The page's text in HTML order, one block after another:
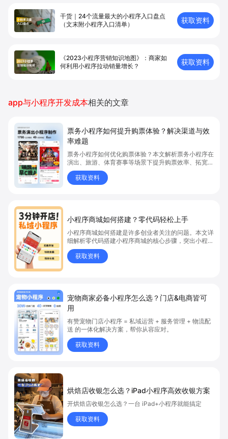
干货｜24个流量最大的小程序入口盘点
（文末附小程序入口清单）
获取资料
《2023小程序营销知识地图》：商家如
何利用小程序拉动销量增长？
获取资料
app与小程序开发成本相关的文章
票务小程序如何提升购票体验？解决渠道与效
率难题
票务小程序如何优化购票体验？本文解析票务小程序在
演出、旅游、体育赛事等场景下提升购票效率、拓宽销
售渠道、实现会员精准营销的具体方式。关键词包括
“票务小程序”、“购票体验”、“购票效率”。
获取资料
小程序商城如何搭建？零代码轻松上手
小程序商城如何搭建是许多创业者关注的问题。本文详
细解析零代码搭建小程序商城的核心步骤，突出小程序
商城、商城搭建与零代码开店优势，帮助你轻松实现商
品上架、全渠道销售及高效会员运营，快速开启线上卖
货新模式。点击获取详细操作指南！
获取资料
宠物商家必备小程序怎么选？门店&电商皆可
用
有赞宠物门店小程序 = 私域运营 + 服务管理 + 物流配
送 的一体化解决方案，帮你从容应对。
获取资料
烘焙店收银怎么选？iPad小程序高效收银方案
开烘焙店收银怎么选？一台 iPad+小程序就能搞定
获取资料